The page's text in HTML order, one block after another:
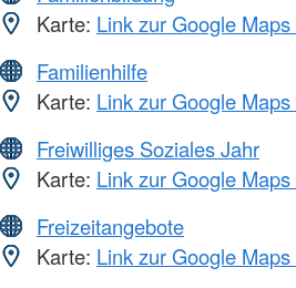
Karte: Link zur Google
Familienhilfe
Karte: Link zur Google
Freiwilliges Soziales Jahr
Karte: Link zur Google
Freizeitangebote
Karte: Link zur Google